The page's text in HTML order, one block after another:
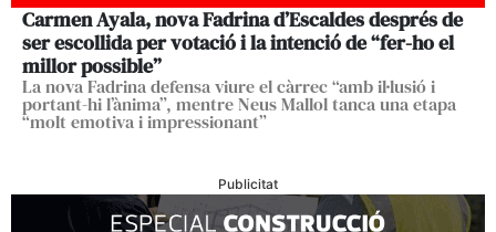
Carmen Ayala, nova Fadrina d’Escaldes després de
ser escollida per votació i la intenció de “fer-ho el
millor possible”
La nova Fadrina defensa viure el càrrec “amb il·lusió i
portant-hi l’ànima”, mentre Neus Mallol tanca una etapa
“molt emotiva i impressionant”
Publicitat